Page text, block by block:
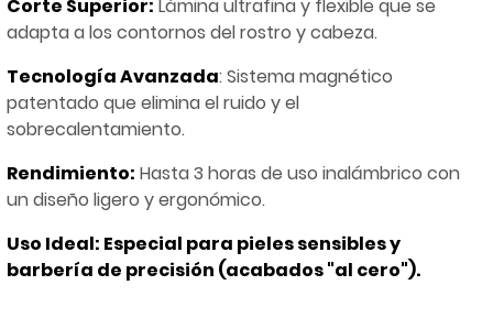
Corte Superior: Lámina ultrafina y flexible que se
adapta a los contornos del rostro y cabeza.
Tecnología Avanzada: Sistema magnético
patentado que elimina el ruido y el
sobrecalentamiento.
Rendimiento: Hasta 3 horas de uso inalámbrico con
un diseño ligero y ergonómico.
Uso Ideal: Especial para pieles sensibles y
barbería de precisión (acabados "al cero").